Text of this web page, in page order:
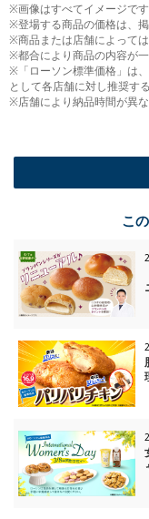
※画像はすべてイメージです
※登場する商品の価格は、
※商品または店舗によって
※都合により商品の内容が
※「ローソン標準価格」は
として各店舗に対し推奨す
※店舗により納品時間が異
こ